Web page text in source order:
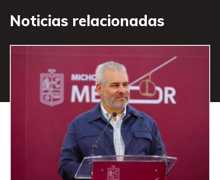
Noticias relacionadas